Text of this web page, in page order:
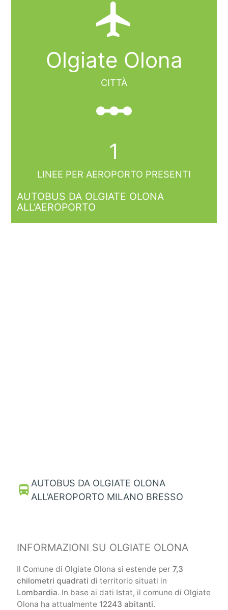
local_airport
Olgiate Olona
CITTÀ
linear_scale
1
LINEE PER AEROPORTO PRESENTI
AUTOBUS DA OLGIATE OLONA
ALL'AEROPORTO
directions_bus AUTOBUS DA OLGIATE OLONA
ALL’AEROPORTO MILANO BRESSO
INFORMAZIONI SU OLGIATE OLONA
Il Comune di Olgiate Olona si estende per 7,3
chilometri quadrati di territorio situati in
Lombardia. In base ai dati Istat, il comune di Olgiate
Olona ha attualmente 12243 abitanti.